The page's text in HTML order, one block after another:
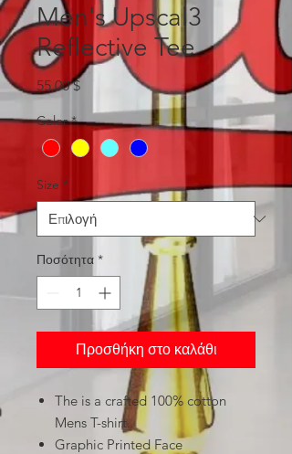
Men's Upscal3
Reflective Tee
55,00 $Τιμή
Color *
Size *
Ποσότητα *
Προσθήκη στο καλάθι
The is a crafted 100% cotton
Mens T-shirt.
Graphic Printed Face